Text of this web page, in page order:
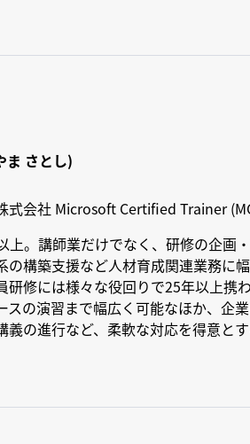
ま さとし)
式会社 Microsoft Certified Trainer
上。講師業だけでなく、研修の企画
の構築支援など人材育成関連業務に
研修には様々な役回りで25年以上携
スの演習まで幅広く可能なほか、企
義の進行など、柔軟な対応を得意とす